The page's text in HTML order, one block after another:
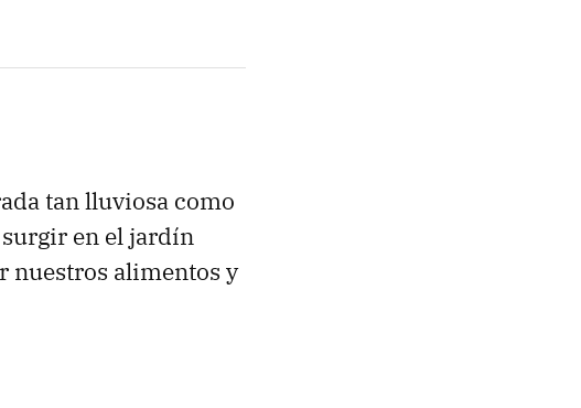
tan lluviosa como
en el jardín
nuestros alimentos y